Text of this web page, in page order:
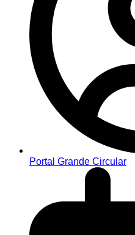
Portal Grande Circular